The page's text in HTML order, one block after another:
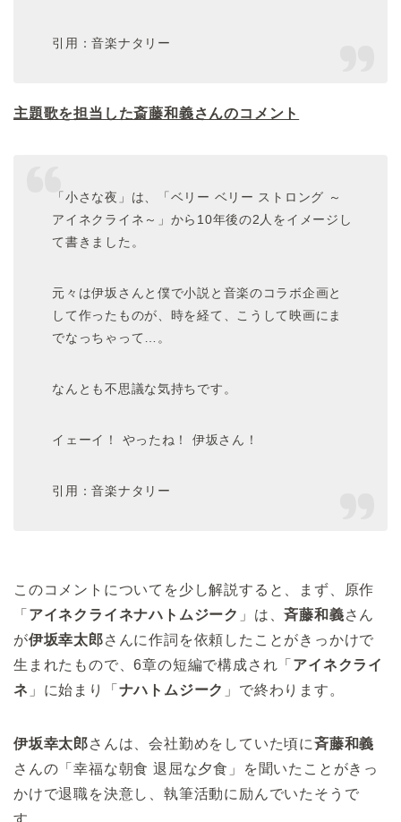
引用：音楽ナタリー
主題歌を担当した斎藤和義さんのコメント
「小さな夜」は、「ベリー ベリー ストロング ～
アイネクライネ～」から10年後の2人をイメージし
て書きました。
元々は伊坂さんと僕で小説と音楽のコラボ企画と
して作ったものが、時を経て、こうして映画にま
でなっちゃって…。
なんとも不思議な気持ちです。
イェーイ！ やったね！ 伊坂さん！
引用：音楽ナタリー
このコメントについてを少し解説すると、まず、原作
「 アイネクライネナハトムジーク 」は、斉藤和義さん
が伊坂幸太郎さんに作詞を依頼したことがきっかけで
生まれたもので、6章の短編で構成され「 アイネクライ
ネ 」に始まり「 ナハトムジーク 」で終わります。
伊坂幸太郎さんは、会社勤めをしていた頃に斉藤和義
さんの「幸福な朝食 退屈な夕食」を聞いたことがきっ
かけで退職を決意し、執筆活動に励んでいたそうで
す。